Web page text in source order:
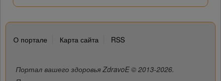
О портале Карта сайта RSS
Портал вашего здоровья ZdravoE © 2013-2026.